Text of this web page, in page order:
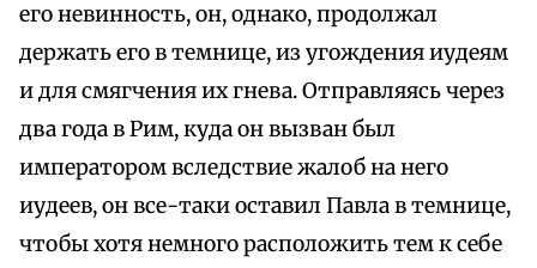
его невинность, он, однако, продолжал
держать его в темнице, из угождения иудеям
и для смягчения их гнева. Отправляясь через
два года в Рим, куда он вызван был
императором вследствие жалоб на него
иудеев, он все-таки оставил Павла в темнице,
чтобы хотя немного расположить тем к себе